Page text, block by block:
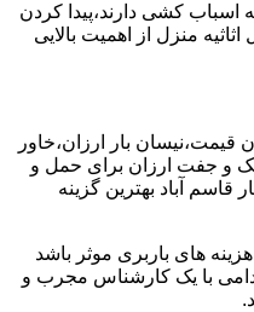
اسباب کشی دارند،پیدا کردن
منزل از اهمیت بالایی
قیمت،نیسان بار ارزان،خاور
و جفت ارزان برای حمل و
قاسم آباد بهترین گزینه
های باربری موثر باشد
با یک کارشناس مجرب و